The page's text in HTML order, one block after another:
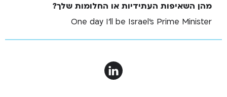
מהן השאיפות העתידיות או החלומות שלך?
One day I'll be Israel's Prime Minister